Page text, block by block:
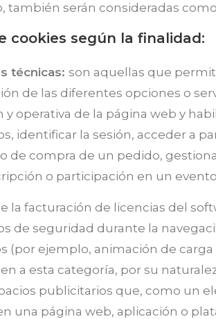
también serán consideradas
cookies según la finalidad:
técnicas: son aquellas que
de las diferentes opciones o
y operativa de la página web y
identificar la sesión, acceder a
de compra de un pedido,
o participación en un
la facturación de licencias del
de seguridad durante la
(por ejemplo, animación de
a esta categoría, por su
publicitarios que, como un
una página web, aplicación o